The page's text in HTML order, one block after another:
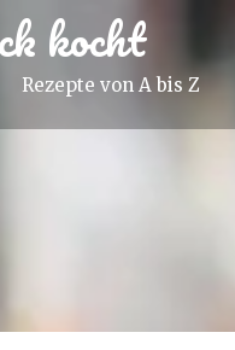
kocht
Rezepte von A bis Z